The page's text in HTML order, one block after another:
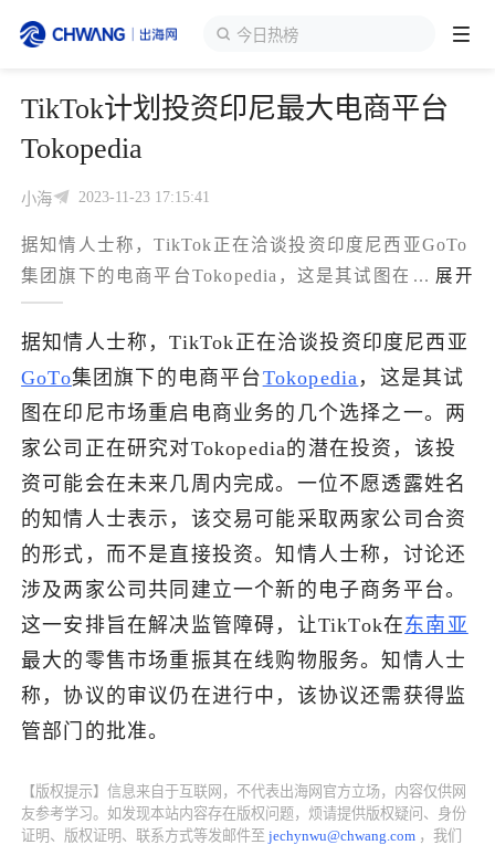
今日热榜
跨境展会
出海资讯
出海交流群
了解出海网
登录/注册 个人中心
TikTok计划投资印尼最大电商平台
Tokopedia
小海 2023-11-23 17:15:41
据知情人士称，TikTok正在洽谈投资印度尼西亚GoTo
集团旗下的电商平台Tokopedia，这是其试图在印
... 展开
据知情人士称，TikTok正在洽谈投资印度尼西亚
GoTo集团旗下的电商平台Tokopedia ，这是其试
图在印尼市场重启电商业务的几个选择之一。两
家公司正在研究对Tokopedia的潜在投资，该投
资可能会在未来几周内完成。一位不愿透露姓名
的知情人士表示，该交易可能采取两家公司合资
的形式，而不是直接投资。知情人士称，讨论还
涉及两家公司共同建立一个新的电子商务平台。
这一安排旨在解决监管障碍，让TikTok在东南亚
最大的零售市场重振其在线购物服务。知情人士
称，协议的审议仍在进行中，该协议还需获得监
管部门的批准。
【版权提示】信息来自于互联网，不代表出海网官方立场，内容仅供网
友参考学习。如发现本站内容存在版权问题，烦请提供版权疑问、身份
证明、版权证明、联系方式等发邮件至jechynwu@chwang.com ，我们